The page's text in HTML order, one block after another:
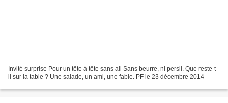
Invité surprise Pour un tête à tête sans ail Sans beurre, ni persil. Que reste-t-
il sur la table ? Une salade, un ami, une fable. PF le 23 décembre 2014